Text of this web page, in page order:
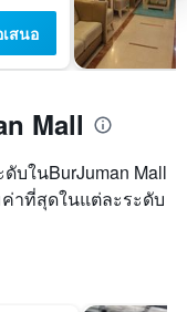
สนอ
Mall
บในBurJuman Mall
าที่สุดในแต่ละระดับ